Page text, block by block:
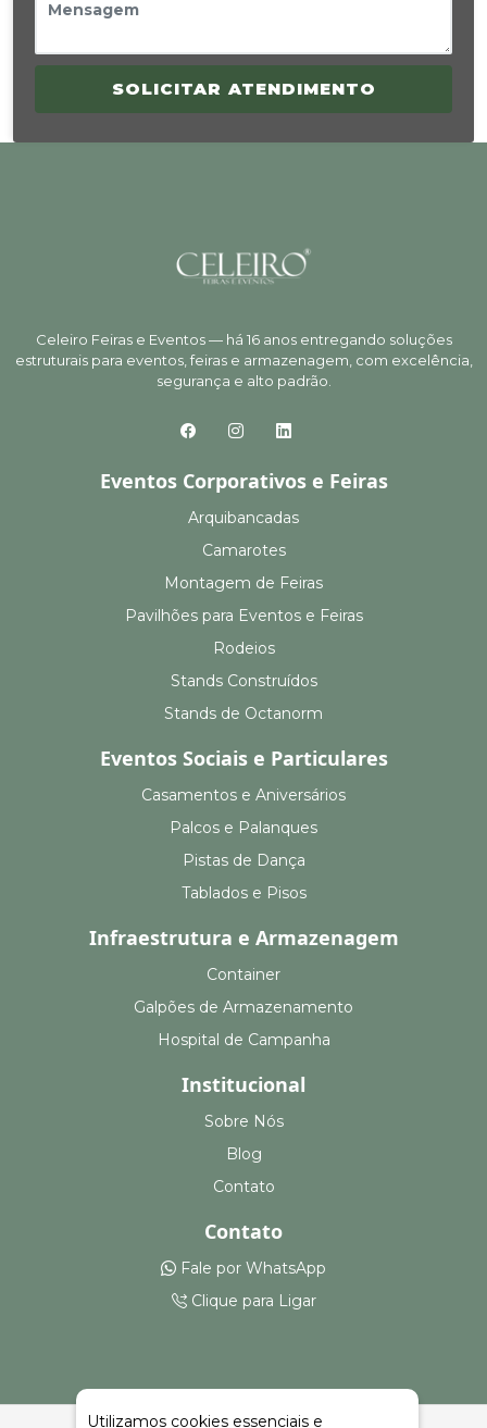
SOLICITAR ATENDIMENTO
Celeiro Feiras e Eventos — há 16 anos entregando soluções
estruturais para eventos, feiras e armazenagem, com excelência,
segurança e alto padrão.
Eventos Corporativos e Feiras
Arquibancadas
Camarotes
Montagem de Feiras
Pavilhões para Eventos e Feiras
Rodeios
Stands Construídos
Stands de Octanorm
Eventos Sociais e Particulares
Casamentos e Aniversários
Palcos e Palanques
Pistas de Dança
Tablados e Pisos
Infraestrutura e Armazenagem
Container
Galpões de Armazenamento
Hospital de Campanha
Institucional
Sobre Nós
Blog
Contato
Contato
Fale por WhatsApp
Clique para Ligar
Utilizamos cookies essenciais e